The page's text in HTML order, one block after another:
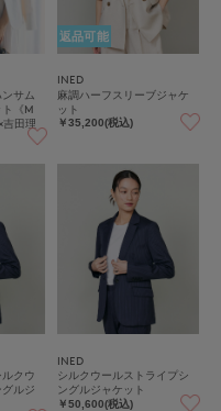
ンサム
《M
田理
返品可能
INED
麻調ハーフスリーブジャケ
ット
￥35,200(税込)
ルクウ
ルジ
INED
シルクウールストライプシ
ングルジャケット
￥50,600(税込)